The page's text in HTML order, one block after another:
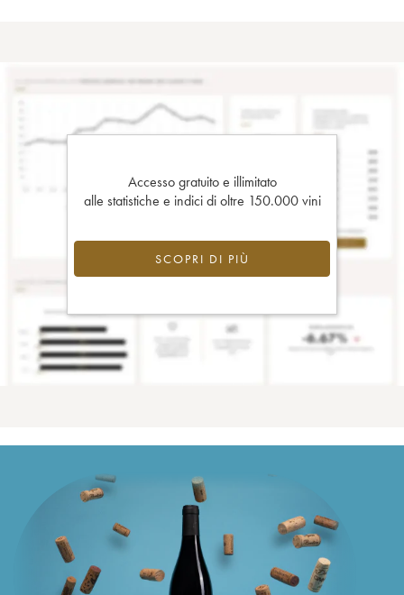
Accesso gratuito e illimitato
alle statistiche e indici di oltre 150.000 vini
SCOPRI DI PIÙ